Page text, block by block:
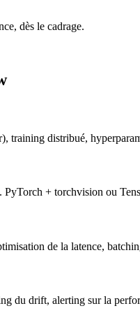
dès le cadrage.
training distribué,
+ torchvision ou
de la latence,
drift, alerting sur la